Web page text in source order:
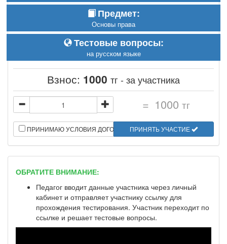
Предмет:
Основы права
Тестовые вопросы:
на русском языке
Взнос: 1000 тг - за участника
= 1000 тг
ПРИНИМАЮ УСЛОВИЯ ДОГОВОРА ПРИНЯТЬ УЧАСТИЕ
ОБРАТИТЕ ВНИМАНИЕ:
Педагог вводит данные участника через личный
кабинет и отправляет участнику ссылку для
прохождения тестирования. Участник переходит по
ссылке и решает тестовые вопросы.